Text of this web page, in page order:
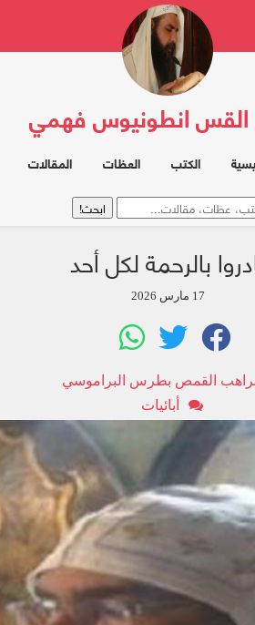
انطونيوس فهمي
الكتب العظات المقالات
بالرحمة لكل أحد
17 مارس 2026
القمص بطرس البراموسي
أبائيات